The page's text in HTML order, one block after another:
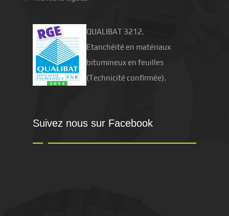
QUALIBAT 3212.
Etanchéité en matériaux
bitumineux en feuilles
(Technicité confirmée).
Suivez nous sur Facebook